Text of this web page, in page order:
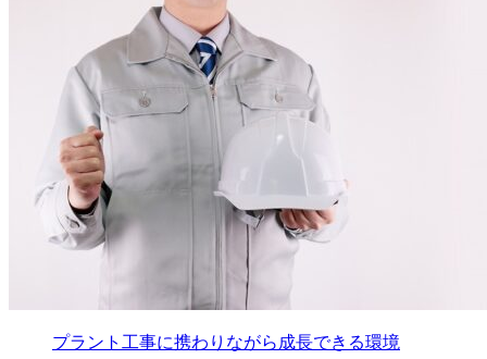
プラント工事に携わりながら成長できる環境